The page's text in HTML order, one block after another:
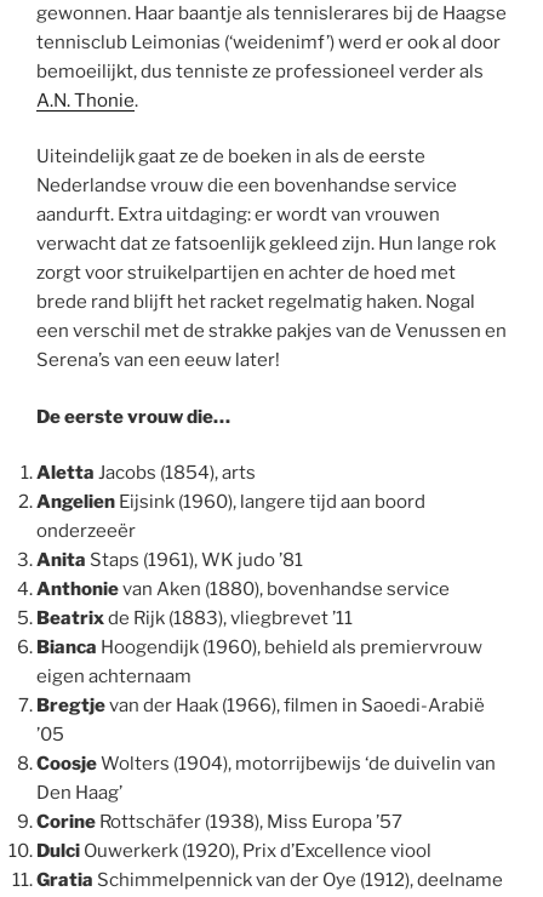
gewonnen. Haar baantje als tennislerares bij de Haagse
tennisclub Leimonias (‘weidenimf’) werd er ook al door
bemoeilijkt, dus tenniste ze professioneel verder als
A.N. Thonie.
Uiteindelijk gaat ze de boeken in als de eerste
Nederlandse vrouw die een bovenhandse service
aandurft. Extra uitdaging: er wordt van vrouwen
verwacht dat ze fatsoenlijk gekleed zijn. Hun lange rok
zorgt voor struikelpartijen en achter de hoed met
brede rand blijft het racket regelmatig haken. Nogal
een verschil met de strakke pakjes van de Venussen en
Serena’s van een eeuw later!
De eerste vrouw die…
Aletta Jacobs (1854), arts
Angelien Eijsink (1960), langere tijd aan boord
onderzeeër
Anita Staps (1961), WK judo ’81
Anthonievan Aken (1880), bovenhandse service
Beatrixde Rijk (1883), vliegbrevet ’11
Bianca Hoogendijk (1960), behield als premiervrouw
eigen achternaam
Bregtjevan der Haak (1966), filmen in Saoedi-Arabië
’05
CoosjeWolters (1904), motorrijbewijs ‘de duivelin van
Den Haag’
Corine Rottschäfer (1938), Miss Europa ’57
Dulci Ouwerkerk (1920), Prix d’Excellence viool
Gratia Schimmelpennick van der Oye (1912), deelname